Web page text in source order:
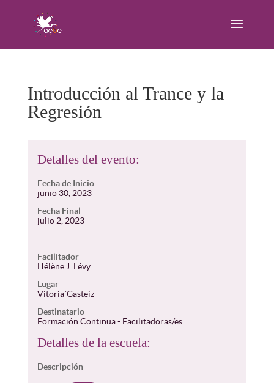
Introducción al Trance y la
Regresión
Detalles del evento:
Fecha de Inicio
junio 30, 2023
Fecha Final
julio 2, 2023
Facilitador
Hélène J. Lévy
Lugar
Vitoria´Gasteiz
Destinatario
Formación Continua - Facilitadoras/es
Detalles de la escuela:
Descripción